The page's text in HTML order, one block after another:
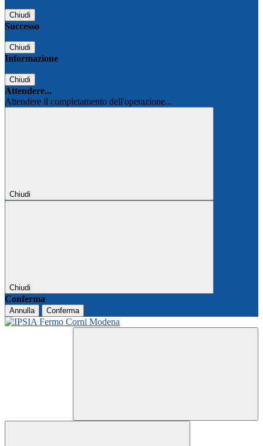
Chiudi
Successo
Chiudi
Informazione
Chiudi
Attendere...
Attendere il completamento dell'operazione...
Chiudi
Chiudi
Conferma
Annulla Conferma